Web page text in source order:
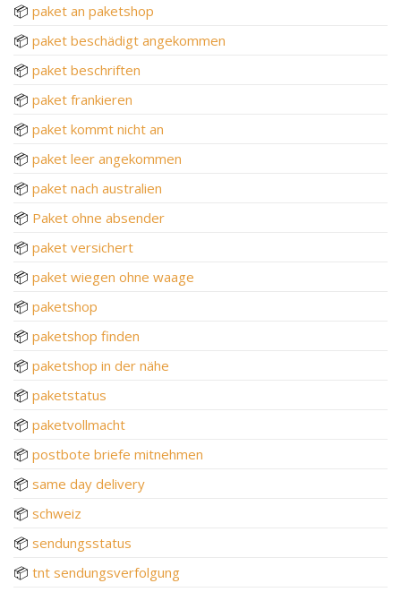
📦 paket an paketshop
📦 paket beschädigt angekommen
📦 paket beschriften
📦 paket frankieren
📦 paket kommt nicht an
📦 paket leer angekommen
📦 paket nach australien
📦 Paket ohne absender
📦 paket versichert
📦 paket wiegen ohne waage
📦 paketshop
📦 paketshop finden
📦 paketshop in der nähe
📦 paketstatus
📦 paketvollmacht
📦 postbote briefe mitnehmen
📦 same day delivery
📦 schweiz
📦 sendungsstatus
📦 tnt sendungsverfolgung